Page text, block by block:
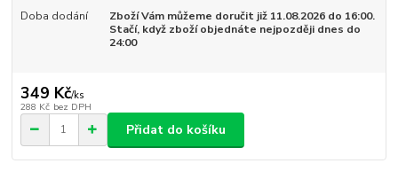
Doba dodání
Zboží Vám můžeme doručit již 11.08.2026 do 16:00.
Stačí, když zboží objednáte nejpozději dnes do
24:00
349 Kč/ks
288 Kč bez DPH
Přidat do košíku